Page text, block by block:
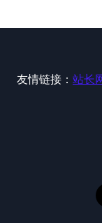
友情链接： 站长